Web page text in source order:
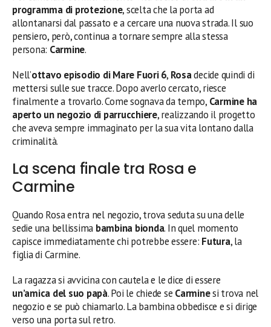
programma di protezione, scelta che la porta ad
allontanarsi dal passato e a cercare una nuova strada. Il suo
pensiero, però, continua a tornare sempre alla stessa
persona: Carmine.
Nell’ottavo episodio di Mare Fuori 6, Rosadecide quindi di
mettersi sulle sue tracce. Dopo averlo cercato, riesce
finalmente a trovarlo. Come sognava da tempo, Carmine ha
aperto un negozio di parrucchiere, realizzando il progetto
che aveva sempre immaginato per la sua vita lontano dalla
criminalità.
La scena finale tra Rosa e
Carmine
Quando Rosa entra nel negozio, trova seduta su una delle
sedie una bellissima bambina bionda. In quel momento
capisce immediatamente chi potrebbe essere: Futura, la
figlia di Carmine.
La ragazza si avvicina con cautela e le dice di essere
un’amica del suo papà. Poi le chiede se Carminesi trova nel
negozio e se può chiamarlo. La bambina obbedisce e si dirige
verso una porta sul retro.